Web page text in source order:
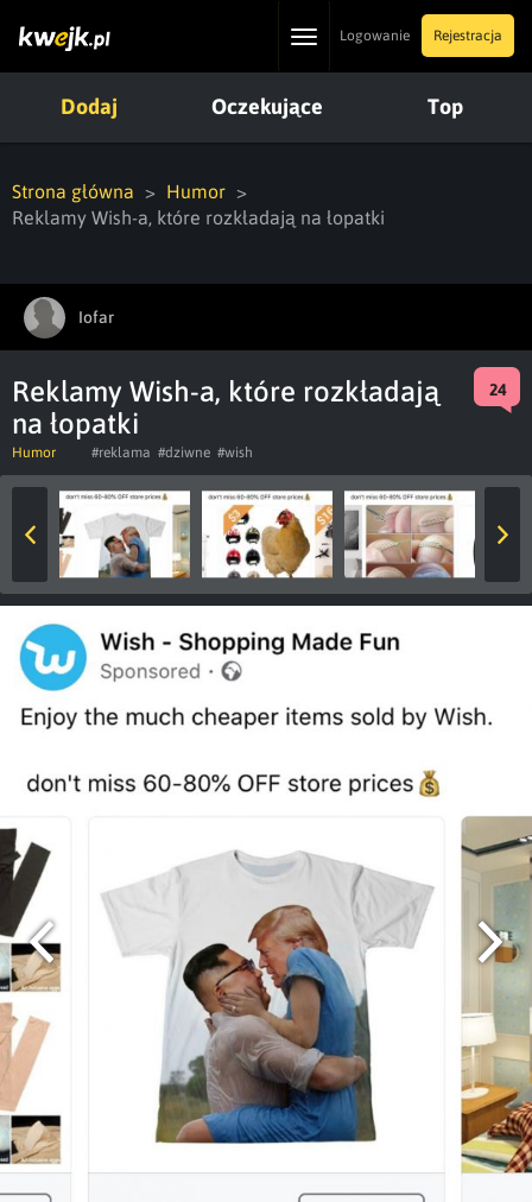
ToggleLogowanie Rejestracja
Dodaj Oczekujące Top
Strona główna
Humor
Reklamy Wish-a, które rozkładają na łopatki
Iofar
Reklamy Wish-a, które rozkładają
na łopatki
24
Humor #reklama #dziwne #wish